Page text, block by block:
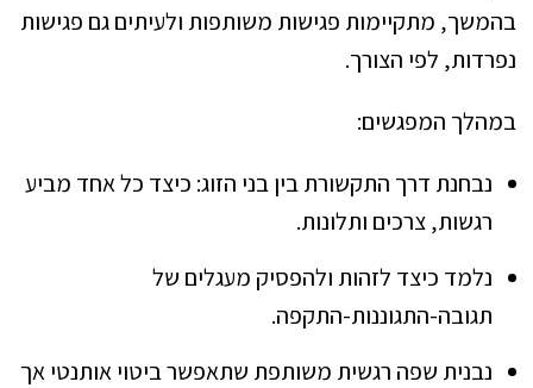
בהמשך, מתקיימות פגישות משותפות ולעיתים גם פגישות
נפרדות, לפי הצורך.
במהלך המפגשים:
נבחנת דרך התקשורת בין בני הזוג: כיצד כל אחד מביע
רגשות, צרכים ותלונות.
נלמד כיצד לזהות ולהפסיק מעגלים של
תגובה-התגוננות-התקפה.
נבנית שפה רגשית משותפת שתאפשר ביטוי אותנטי אך